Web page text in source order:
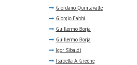
Giordano Quintavalle
Giorgio Fabbi
Guillermo Borja
Guillermo Borja
Igor Sibaldi
Isabella A. Greene